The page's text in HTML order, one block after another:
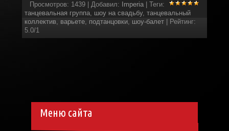
Просмотров: 1439| Добавил: Imperia Теги:
танцевальная группа, шоу на свадьбу, танцевальный
коллектив, варьете, подтанцовки, шоу-балет Рейтинг:
5.0/1
Меню сайта